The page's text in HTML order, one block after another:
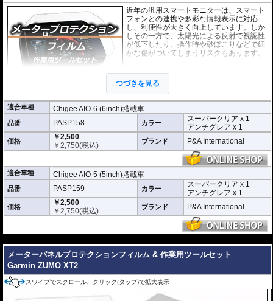
近年の汎用スマートモニターは、スマート
フォンとの連携や多彩な情報表示に対応
し、利便性が大きく向上しています。しか
しその一方で、太陽光による反射で視認性
が低下したり、操作時や砂ぼこりなどで細
かな傷がついてしまうリスクもあります。
汚れからディスプレイを保護します。
トには２枚のフィルム(スーパークリアとア
ンチグレア)が入っており
合わせたものをご利用いただけます。
スーパークリア :
耐摩耗性が非常に高く、
透明性の高いフィルム。貼り付けてしまう
と画面になじみ、フィルムの存在がほとん
どわからなくなります。
マット仕上げが施され、太
陽光などによる反射を軽減。視認性の低下
を防ぎ、画面を読み取りやすくします。も
ちろん傷に対しても有効です。
取付キット付属 :
取り付けに便利なクリー
ニングクロス、細かい埃も除去する粘着シート、気泡の混入を防ぎ、きれいに
優れもの。満足のいく取付が容易になりました。
シリコーン系粘着材を採用し、画面を痛めることがありません。フィルムを剥
がせば、元通りの状態になります。
つづきを見る
適合車種 Chigee AIO-6 (6inch)搭載車
品番 PASP158 カラー
スーパークリア x 1
アンチグレア x 1
価格
￥2,500
￥2,750(税込) ブランド P&A International
適合車種 Chigee AIO-5 (5inch)搭載車
品番 PASP159 カラー
スーパークリア x 1
アンチグレア x 1
価格
￥2,500
￥2,750(税込) ブランド P&A International
メーターパネルプロテクションフィルム & 作業用ツールセット
Garmin ZUMO XT2
スワイプでスクロール、クリック(タップ)で拡大表示